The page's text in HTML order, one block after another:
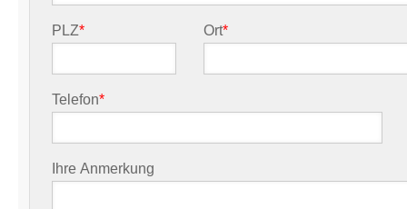
PLZ* Ort*
Telefon*
Ihre Anmerkung